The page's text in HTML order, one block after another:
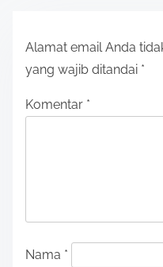
Alamat email Anda
yang wajib ditandai *
Komentar *
Nama *